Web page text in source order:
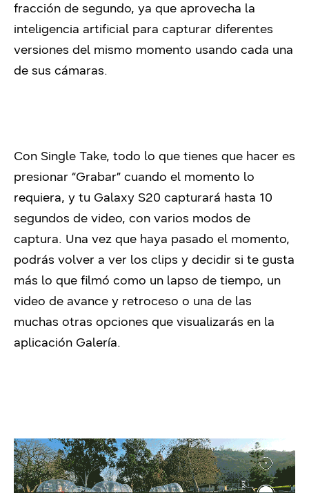
fracción de segundo, ya que aprovecha la
inteligencia artificial para capturar diferentes
versiones del mismo momento usando cada una
de sus cámaras.
Con Single Take, todo lo que tienes que hacer es
presionar “Grabar” cuando el momento lo
requiera, y tu Galaxy S20 capturará hasta 10
segundos de video, con varios modos de
captura. Una vez que haya pasado el momento,
podrás volver a ver los clips y decidir si te gusta
más lo que filmó como un lapso de tiempo, un
video de avance y retroceso o una de las
muchas otras opciones que visualizarás en la
aplicación Galería.